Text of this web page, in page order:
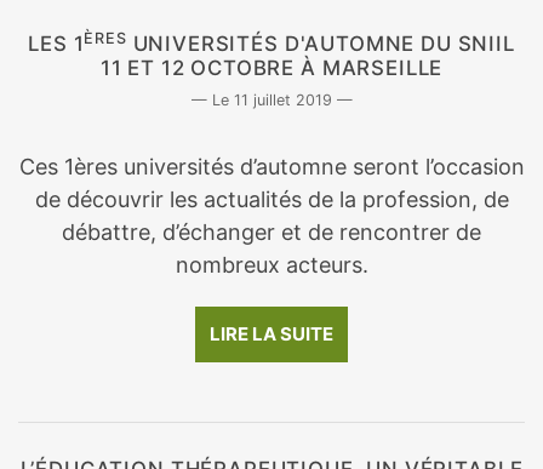
LES 1 ÈRES UNIVERSITÉS D'AUTOMNE DU SNIIL
11 ET 12 OCTOBRE À MARSEILLE
11 juillet 2019
Ces 1ères universités d’automne seront l’occasion
de découvrir les actualités de la profession, de
débattre, d’échanger et de rencontrer de
nombreux acteurs.
LIRE LA SUITE